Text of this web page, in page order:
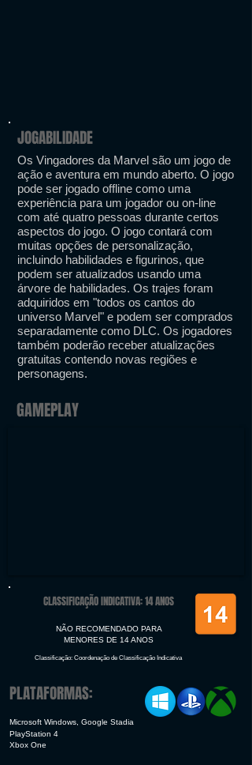
JOGABILIDADE
Os Vingadores da Marvel são um jogo de
ação e aventura em mundo aberto. O jogo
pode ser jogado offline como uma
experiência para um jogador ou on-line
com até quatro pessoas durante certos
aspectos do jogo. O jogo contará com
muitas opções de personalização,
incluindo habilidades e figurinos, que
podem ser atualizados usando uma
árvore de habilidades. Os trajes foram
adquiridos em "todos os cantos do
universo Marvel" e podem ser comprados
separadamente como DLC. Os jogadores
também poderão receber atualizações
gratuitas contendo novas regiões e
personagens.
GAMEPLAY
CLASSIFICAÇÃO INDICATIVA: 14 ANOS
NÃO RECOMENDADO PARA
MENORES DE 14 ANOS
Classificação: Coordenação de Classificação Indicativa
PLATAFORMAS:
Microsoft Windows, Google Stadia
PlayStation 4
Xbox One